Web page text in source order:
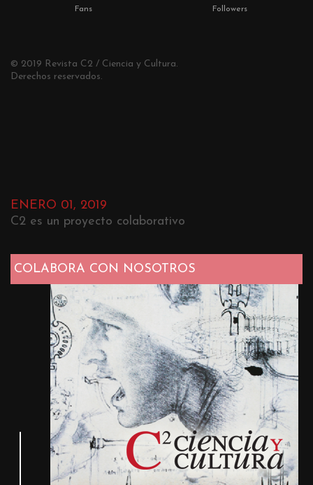
Fans Followers
© 2019 Revista C2 / Ciencia y Cultura.
Derechos reservados.
ENERO 01, 2019
C2 es un proyecto colaborativo
COLABORA CON NOSOTROS